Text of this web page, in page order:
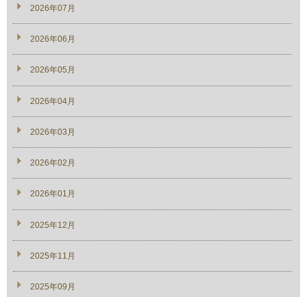
2026年07月
2026年06月
2026年05月
2026年04月
2026年03月
2026年02月
2026年01月
2025年12月
2025年11月
2025年09月